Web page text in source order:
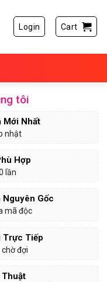
Login Cart
tôi
Mới Nhất
nhật
Hợp
lần
Nguyên Gốc
mã độc
Trực Tiếp
đợi
Thuật